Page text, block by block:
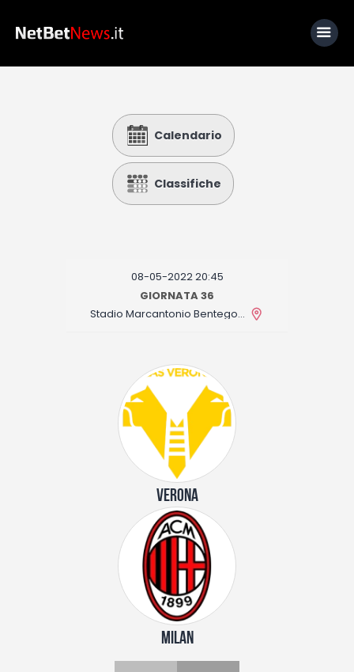
Calcio
Basket
Fantacalcio
I consigli di Giulia
Calendario
Classifiche
08-05-2022 20:45
GIORNATA 36
Stadio Marcantonio Bentegodi
VERONA
MILAN